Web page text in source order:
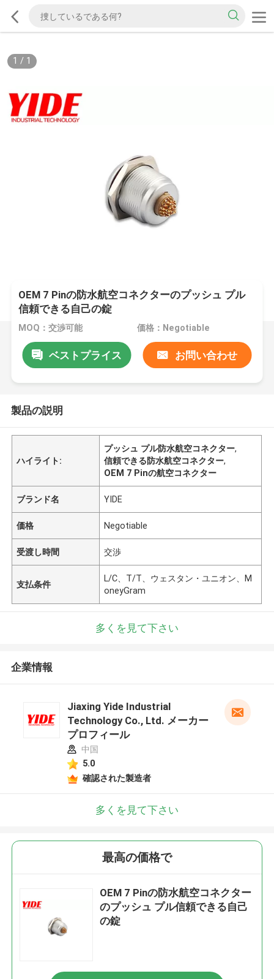
1 / 1
OEM 7 Pinの防水航空コネクターのプッシュ プル
信頼できる自己の錠
MOQ：交渉可能 価格：Negotiable
ベストプライス お問い合わせ
製品の説明
ハイライト:
プッシュ プル防水航空コネクター,
信頼できる防水航空コネクター,
OEM 7 Pinの航空コネクター
ブランド名 YIDE
価格 Negotiable
受渡し時間 交渉
支払条件
L/C、T/T、ウェスタン・ユニオン、M
oneyGram
多くを見て下さい
企業情報
Jiaxing Yide Industrial
Technology Co., Ltd. メーカー
プロフィール
中国
5.0
確認された製造者
多くを見て下さい
最高の価格で
OEM 7 Pinの防水航空コネクター
のプッシュ プル信頼できる自己
の錠